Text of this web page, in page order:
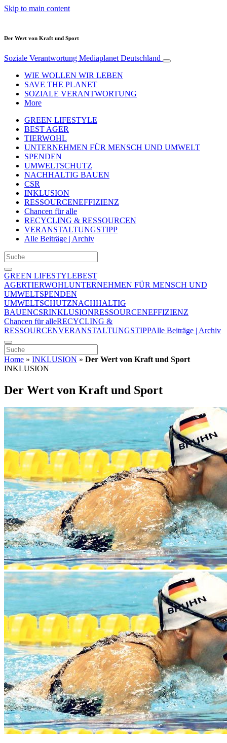
Skip to main content
Der Wert von Kraft und Sport
Soziale Verantwortung Mediaplanet Deutschland
WIE WOLLEN WIR LEBEN
SAVE THE PLANET
SOZIALE VERANTWORTUNG
More
GREEN LIFESTYLE
BEST AGER
TIERWOHL
UNTERNEHMEN FÜR MENSCH UND UMWELT
SPENDEN
UMWELTSCHUTZ
NACHHALTIG BAUEN
CSR
INKLUSION
RESSOURCENEFFIZIENZ
Chancen für alle
RECYCLING & RESSOURCEN
VERANSTALTUNGSTIPP
Alle Beiträge | Archiv
GREEN LIFESTYLEBEST
AGERTIERWOHLUNTERNEHMEN FÜR MENSCH UND
UMWELTSPENDEN
UMWELTSCHUTZNACHHALTIG
BAUENCSRINKLUSIONRESSOURCENEFFIZIENZ
Chancen für alleRECYCLING &
RESSOURCENVERANSTALTUNGSTIPPAlle Beiträge | Archiv
Home » INKLUSION » Der Wert von Kraft und Sport
INKLUSION
Der Wert von Kraft und Sport